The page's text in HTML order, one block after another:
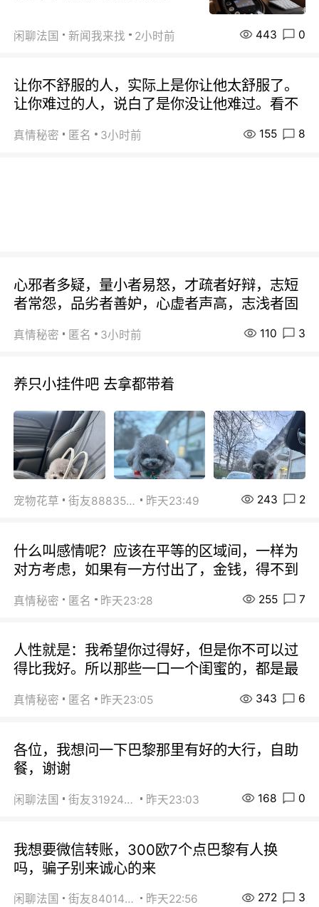
闲聊法国 新闻我来找 2小时前 443 0
让你不舒服的人，实际上是你让他太舒服了。
让你难过的人，说白了是你没让他难过。看不
真情秘密 匿名 3小时前 155 8
心邪者多疑，量小者易怒，才疏者好辩，志短
者常怨，品劣者善妒，心虚者声高，志浅者固
真情秘密 匿名 3小时前 110 3
养只小挂件吧 去拿都带着
宠物花草 街友88835518 昨天23:49 243 2
什么叫感情呢？应该在平等的区域间，一样为
对方考虑，如果有一方付出了，金钱，得不到
真情秘密 匿名 昨天23:28 255 7
人性就是：我希望你过得好，但是你不可以过
得比我好。所以那些一口一个闺蜜的，都是最
真情秘密 匿名 昨天23:05 343 6
各位，我想问一下巴黎那里有好的大行，自助
餐，谢谢
闲聊法国 街友31924072 昨天23:03 168 0
我想要微信转账，300欧7个点巴黎有人换
吗，骗子别来诚心的来
闲聊法国 街友84014588 昨天22:56 272 3